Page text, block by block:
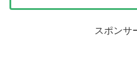
スポンサ